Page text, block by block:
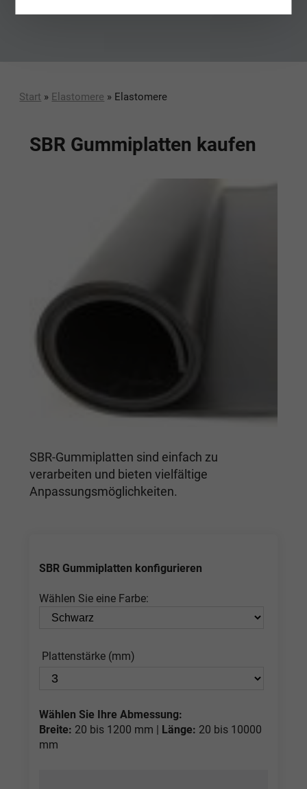
Start » Elastomere » Elastomere
SBR Gummiplatten kaufen
SBR-Gummiplatten sind einfach zu
verarbeiten und bieten vielfältige
Anpassungsmöglichkeiten.
SBR Gummiplatten konfigurieren
Wählen Sie eine Farbe:
Plattenstärke (mm)
Wählen Sie Ihre Abmessung:
Breite: 20 bis 1200 mm | Länge: 20 bis 10000
mm